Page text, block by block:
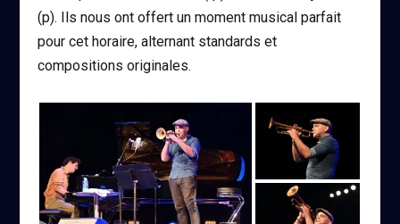
(p). Ils nous ont offert un moment musical parfait
pour cet horaire, alternant standards et
compositions originales.